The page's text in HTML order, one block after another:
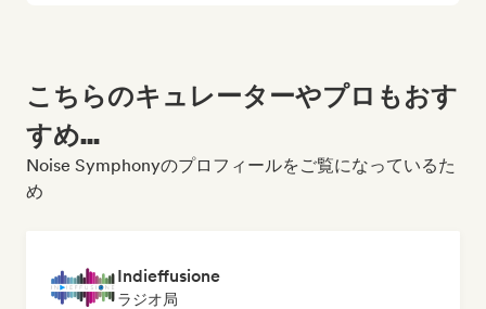
こちらのキュレーターやプロもおす
すめ...
Noise Symphonyのプロフィールをご覧になっているた
め
Indieffusione
ラジオ局